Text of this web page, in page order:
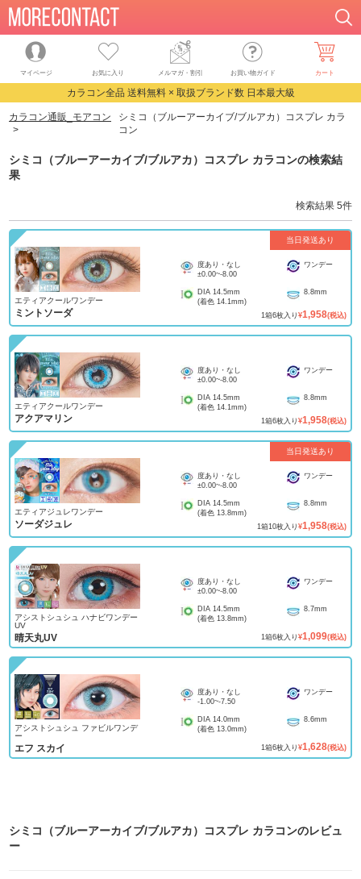
マイページ お気に入り メルマガ・割引 お買い物ガイド カート
カラコン全品 送料無料 × 取扱ブランド数 日本最大級
カラコン通販_モアコン
シミコ（ブルーアーカイブ/ブルアカ）コスプレ カラ
コン
シミコ（ブルーアーカイブ/ブルアカ）コスプレ カラコンの検索結
果
検索結果 5件
当日発送あり
エティアクールワンデー
ミントソーダ
度あり・なし
±0.00~-8.00
ワンデー
DIA 14.5mm
(着色 14.1mm)
8.8mm
1箱6枚入り ¥1,958(税込)
エティアクールワンデー
アクアマリン
度あり・なし
±0.00~-8.00
ワンデー
DIA 14.5mm
(着色 14.1mm)
8.8mm
1箱6枚入り ¥1,958(税込)
当日発送あり
エティアジュレワンデー
ソーダジュレ
度あり・なし
±0.00~-8.00
ワンデー
DIA 14.5mm
(着色 13.8mm)
8.8mm
1箱10枚入り ¥1,958(税込)
アシストシュシュ ハナビワンデー
UV
晴天丸UV
度あり・なし
±0.00~-8.00
ワンデー
DIA 14.5mm
(着色 13.8mm)
8.7mm
1箱6枚入り ¥1,099(税込)
アシストシュシュ ファビルワンデ
ー
エフ スカイ
度あり・なし
-1.00~-7.50
ワンデー
DIA 14.0mm
(着色 13.0mm)
8.6mm
1箱6枚入り ¥1,628(税込)
シミコ（ブルーアーカイブ/ブルアカ）コスプレ カラコンのレビュ
ー